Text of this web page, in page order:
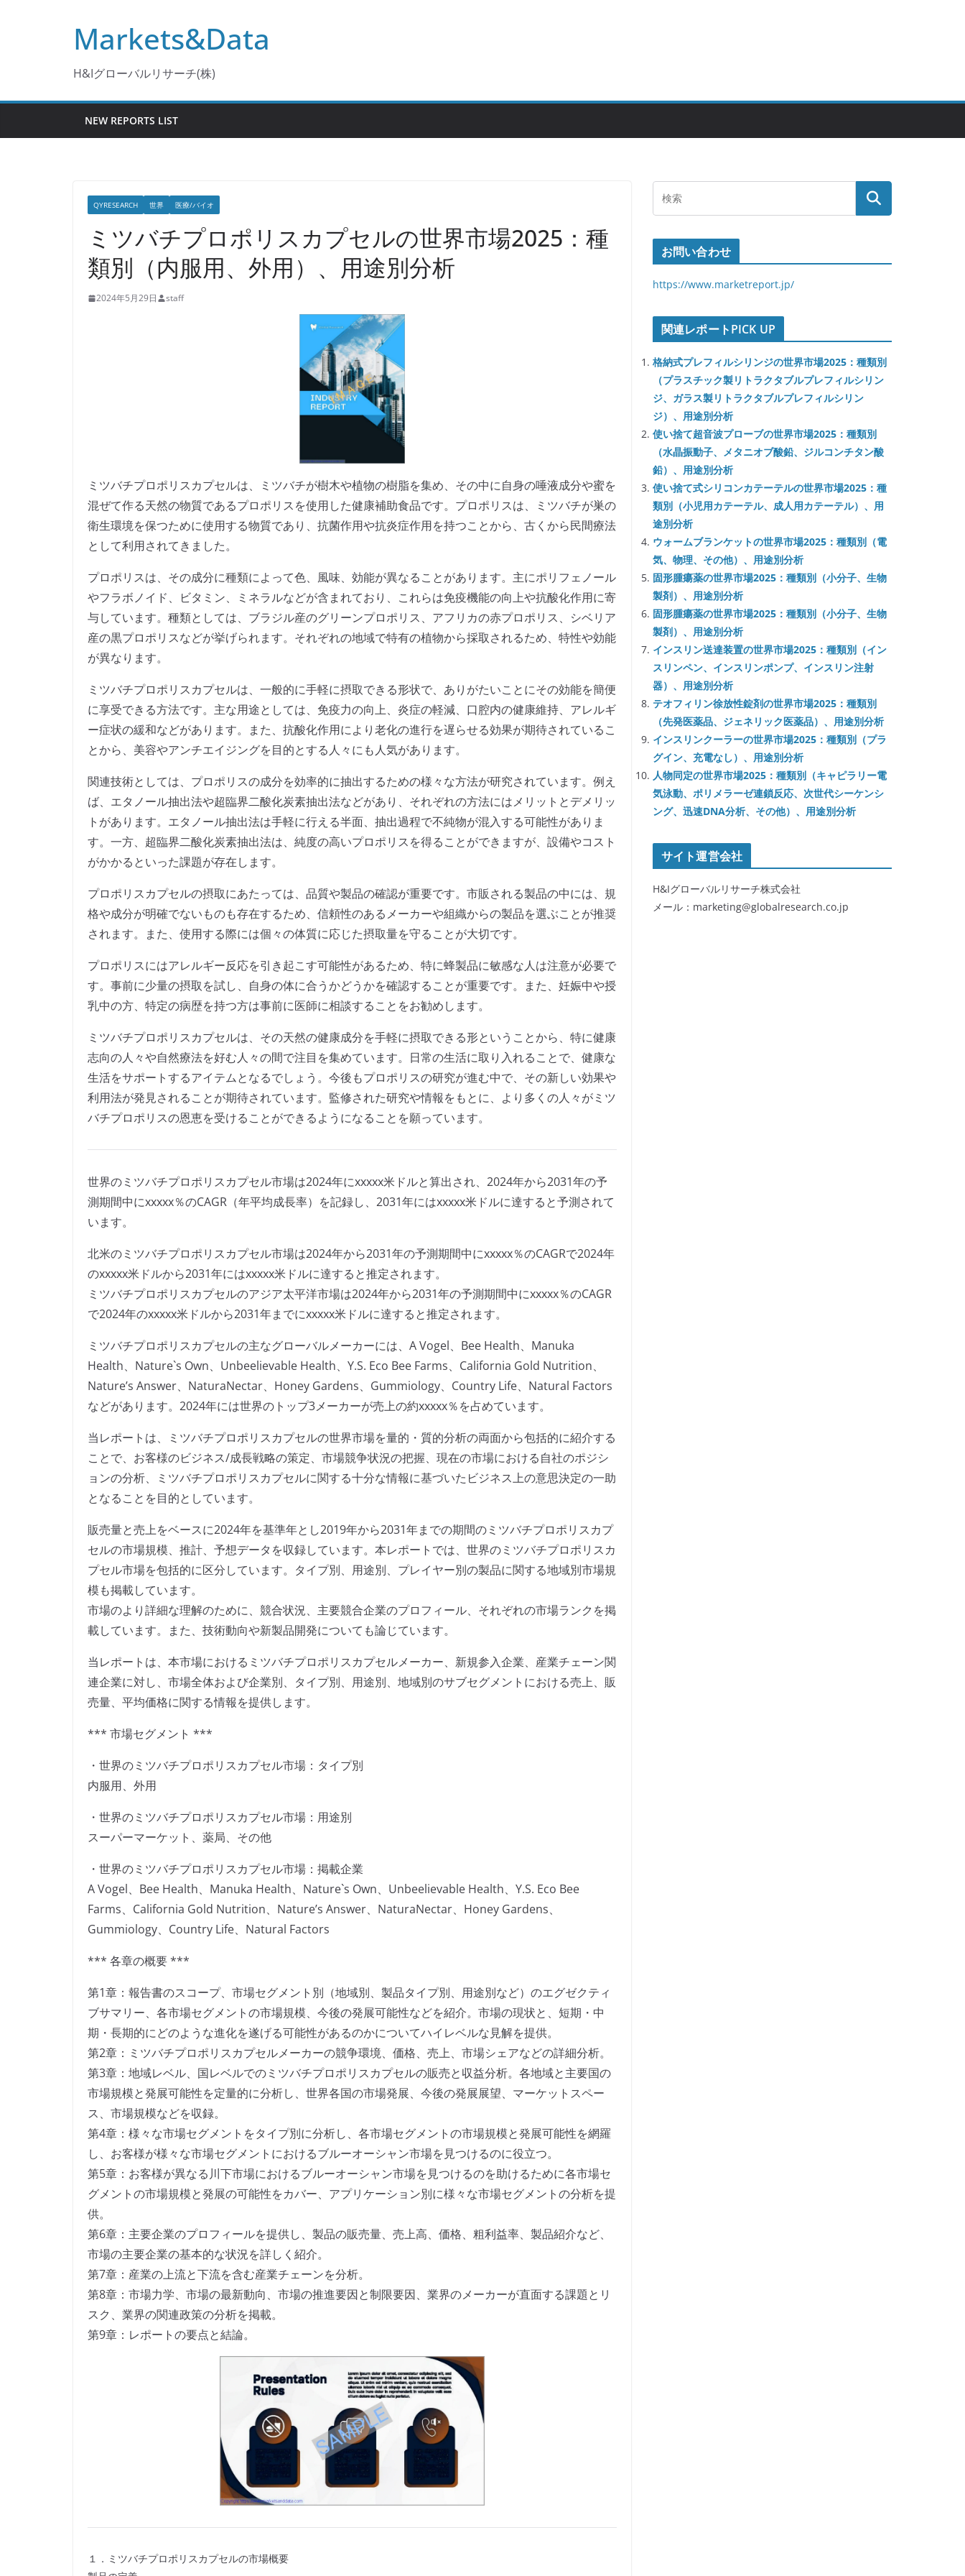
Markets&Data
H&Iグローバルリサーチ(株)
NEW REPORTS LIST
QYRESEARCH 世界 医療/バイオ
ミツバチプロポリスカプセルの世界市場2025：種
類別（内服用、外用）、用途別分析
2024年5月29日 staff
ミツバチプロポリスカプセルは、ミツバチが樹木や植物の樹脂を集め、その中に自身の唾液成分や蜜を
混ぜて作る天然の物質であるプロポリスを使用した健康補助食品です。プロポリスは、ミツバチが巣の
衛生環境を保つために使用する物質であり、抗菌作用や抗炎症作用を持つことから、古くから民間療法
として利用されてきました。
プロポリスは、その成分に種類によって色、風味、効能が異なることがあります。主にポリフェノール
やフラボノイド、ビタミン、ミネラルなどが含まれており、これらは免疫機能の向上や抗酸化作用に寄
与しています。種類としては、ブラジル産のグリーンプロポリス、アフリカの赤プロポリス、シベリア
産の黒プロポリスなどが挙げられます。それぞれの地域で特有の植物から採取されるため、特性や効能
が異なります。
ミツバチプロポリスカプセルは、一般的に手軽に摂取できる形状で、ありがたいことにその効能を簡便
に享受できる方法です。主な用途としては、免疫力の向上、炎症の軽減、口腔内の健康維持、アレルギ
ー症状の緩和などがあります。また、抗酸化作用により老化の進行を遅らせる効果が期待されているこ
とから、美容やアンチエイジングを目的とする人々にも人気があります。
関連技術としては、プロポリスの成分を効率的に抽出するための様々な方法が研究されています。例え
ば、エタノール抽出法や超臨界二酸化炭素抽出法などがあり、それぞれの方法にはメリットとデメリッ
トがあります。エタノール抽出法は手軽に行える半面、抽出過程で不純物が混入する可能性がありま
す。一方、超臨界二酸化炭素抽出法は、純度の高いプロポリスを得ることができますが、設備やコスト
がかかるといった課題が存在します。
プロポリスカプセルの摂取にあたっては、品質や製品の確認が重要です。市販される製品の中には、規
格や成分が明確でないものも存在するため、信頼性のあるメーカーや組織からの製品を選ぶことが推奨
されます。また、使用する際には個々の体質に応じた摂取量を守ることが大切です。
プロポリスにはアレルギー反応を引き起こす可能性があるため、特に蜂製品に敏感な人は注意が必要で
す。事前に少量の摂取を試し、自身の体に合うかどうかを確認することが重要です。また、妊娠中や授
乳中の方、特定の病歴を持つ方は事前に医師に相談することをお勧めします。
ミツバチプロポリスカプセルは、その天然の健康成分を手軽に摂取できる形ということから、特に健康
志向の人々や自然療法を好む人々の間で注目を集めています。日常の生活に取り入れることで、健康な
生活をサポートするアイテムとなるでしょう。今後もプロポリスの研究が進む中で、その新しい効果や
利用法が発見されることが期待されています。監修された研究や情報をもとに、より多くの人々がミツ
バチプロポリスの恩恵を受けることができるようになることを願っています。
世界のミツバチプロポリスカプセル市場は2024年にxxxxx米ドルと算出され、2024年から2031年の予
測期間中にxxxxx％のCAGR（年平均成長率）を記録し、2031年にはxxxxx米ドルに達すると予測されて
います。
北米のミツバチプロポリスカプセル市場は2024年から2031年の予測期間中にxxxxx％のCAGRで2024年
のxxxxx米ドルから2031年にはxxxxx米ドルに達すると推定されます。
ミツバチプロポリスカプセルのアジア太平洋市場は2024年から2031年の予測期間中にxxxxx％のCAGR
で2024年のxxxxx米ドルから2031年までにxxxxx米ドルに達すると推定されます。
ミツバチプロポリスカプセルの主なグローバルメーカーには、A Vogel、Bee Health、Manuka
Health、Nature`s Own、Unbeelievable Health、Y.S. Eco Bee Farms、California Gold Nutrition、
Nature’s Answer、NaturaNectar、Honey Gardens、Gummiology、Country Life、Natural Factors
などがあります。2024年には世界のトップ3メーカーが売上の約xxxxx％を占めています。
当レポートは、ミツバチプロポリスカプセルの世界市場を量的・質的分析の両面から包括的に紹介する
ことで、お客様のビジネス/成長戦略の策定、市場競争状況の把握、現在の市場における自社のポジシ
ョンの分析、ミツバチプロポリスカプセルに関する十分な情報に基づいたビジネス上の意思決定の一助
となることを目的としています。
販売量と売上をベースに2024年を基準年とし2019年から2031年までの期間のミツバチプロポリスカプ
セルの市場規模、推計、予想データを収録しています。本レポートでは、世界のミツバチプロポリスカ
プセル市場を包括的に区分しています。タイプ別、用途別、プレイヤー別の製品に関する地域別市場規
模も掲載しています。
市場のより詳細な理解のために、競合状況、主要競合企業のプロフィール、それぞれの市場ランクを掲
載しています。また、技術動向や新製品開発についても論じています。
当レポートは、本市場におけるミツバチプロポリスカプセルメーカー、新規参入企業、産業チェーン関
連企業に対し、市場全体および企業別、タイプ別、用途別、地域別のサブセグメントにおける売上、販
売量、平均価格に関する情報を提供します。
*** 市場セグメント ***
・世界のミツバチプロポリスカプセル市場：タイプ別
内服用、外用
・世界のミツバチプロポリスカプセル市場：用途別
スーパーマーケット、薬局、その他
・世界のミツバチプロポリスカプセル市場：掲載企業
A Vogel、Bee Health、Manuka Health、Nature`s Own、Unbeelievable Health、Y.S. Eco Bee
Farms、California Gold Nutrition、Nature’s Answer、NaturaNectar、Honey Gardens、
Gummiology、Country Life、Natural Factors
*** 各章の概要 ***
第1章：報告書のスコープ、市場セグメント別（地域別、製品タイプ別、用途別など）のエグゼクティ
ブサマリー、各市場セグメントの市場規模、今後の発展可能性などを紹介。市場の現状と、短期・中
期・長期的にどのような進化を遂げる可能性があるのかについてハイレベルな見解を提供。
第2章：ミツバチプロポリスカプセルメーカーの競争環境、価格、売上、市場シェアなどの詳細分析。
第3章：地域レベル、国レベルでのミツバチプロポリスカプセルの販売と収益分析。各地域と主要国の
市場規模と発展可能性を定量的に分析し、世界各国の市場発展、今後の発展展望、マーケットスペー
ス、市場規模などを収録。
第4章：様々な市場セグメントをタイプ別に分析し、各市場セグメントの市場規模と発展可能性を網羅
し、お客様が様々な市場セグメントにおけるブルーオーシャン市場を見つけるのに役立つ。
第5章：お客様が異なる川下市場におけるブルーオーシャン市場を見つけるのを助けるために各市場セ
グメントの市場規模と発展の可能性をカバー、アプリケーション別に様々な市場セグメントの分析を提
供。
第6章：主要企業のプロフィールを提供し、製品の販売量、売上高、価格、粗利益率、製品紹介など、
市場の主要企業の基本的な状況を詳しく紹介。
第7章：産業の上流と下流を含む産業チェーンを分析。
第8章：市場力学、市場の最新動向、市場の推進要因と制限要因、業界のメーカーが直面する課題とリ
スク、業界の関連政策の分析を掲載。
第9章：レポートの要点と結論。
１．ミツバチプロポリスカプセルの市場概要
お問い合わせ
https://www.marketreport.jp/
関連レポートPICK UP
格納式プレフィルシリンジの世界市場2025：種類別
（プラスチック製リトラクタブルプレフィルシリン
ジ、ガラス製リトラクタブルプレフィルシリン
ジ）、用途別分析
使い捨て超音波プローブの世界市場2025：種類別
（水晶振動子、メタニオブ酸鉛、ジルコンチタン酸
鉛）、用途別分析
使い捨て式シリコンカテーテルの世界市場2025：種
類別（小児用カテーテル、成人用カテーテル）、用
途別分析
ウォームブランケットの世界市場2025：種類別（電
気、物理、その他）、用途別分析
固形腫瘍薬の世界市場2025：種類別（小分子、生物
製剤）、用途別分析
固形腫瘍薬の世界市場2025：種類別（小分子、生物
製剤）、用途別分析
インスリン送達装置の世界市場2025：種類別（イン
スリンペン、インスリンポンプ、インスリン注射
器）、用途別分析
テオフィリン徐放性錠剤の世界市場2025：種類別
（先発医薬品、ジェネリック医薬品）、用途別分析
インスリンクーラーの世界市場2025：種類別（プラ
グイン、充電なし）、用途別分析
人物同定の世界市場2025：種類別（キャピラリー電
気泳動、ポリメラーゼ連鎖反応、次世代シーケンシ
ング、迅速DNA分析、その他）、用途別分析
サイト運営会社
H&Iグローバルリサーチ株式会社
メール：marketing@globalresearch.co.jp